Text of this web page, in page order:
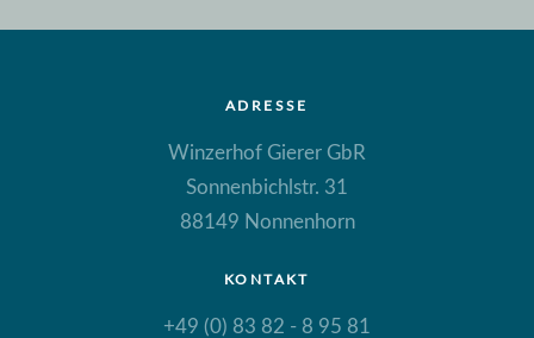
ADRESSE
Winzerhof Gierer GbR
Sonnenbichlstr. 31
88149 Nonnenhorn
KONTAKT
+49 (0) 83 82 - 8 95 81